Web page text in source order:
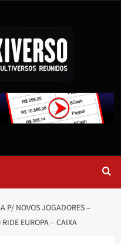
P/ NOVOS JOGADORES –
EUROPA – CAIXA